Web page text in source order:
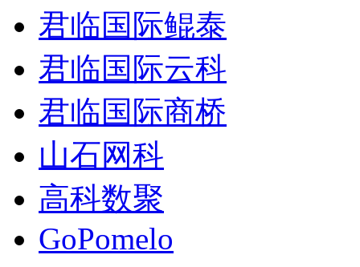
君临国际鲲泰
君临国际云科
君临国际商桥
山石网科
高科数聚
GoPomelo